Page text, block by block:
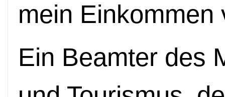
mein Einkommen
Ein Beamter des